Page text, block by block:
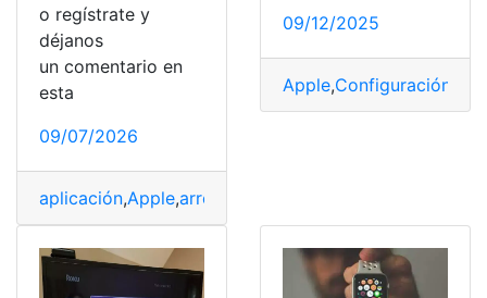
o regístrate y
déjanos
un comentario en
esta
09/07/2026
aplicación,Apple,arreglar
09/12/2025
Apple,Configuración